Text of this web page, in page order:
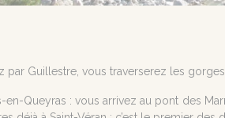
par Guillestre, vous traverserez les gorges
en-Queyras : vous arrivez au pont des